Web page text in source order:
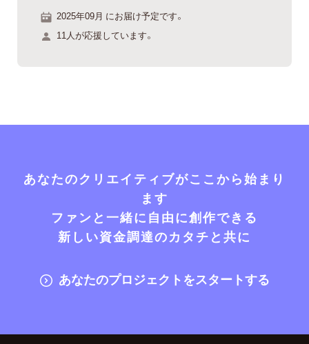
2025年09月 にお届け予定です。
11人が応援しています。
あなたのクリエイティブがここから始まり
ます
ファンと一緒に自由に創作できる
新しい資金調達のカタチと共に
あなたのプロジェクトをスタートする